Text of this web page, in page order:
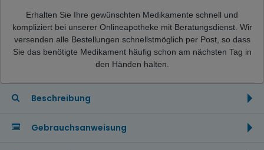
Erhalten Sie Ihre gewünschten Medikamente schnell und
kompliziert bei unserer Onlineapotheke mit Beratungsdienst. Wir
versenden alle Bestellungen schnellstmöglich per Post, so dass
Sie das benötigte Medikament häufig schon am nächsten Tag in
den Händen halten.
Beschreibung
Gebrauchsanweisung